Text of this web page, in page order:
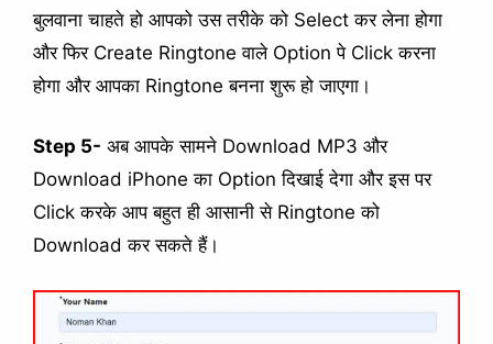
बुलवाना चाहते हो आपको उस तरीके को Select कर लेना होगा
और फिर Create Ringtone वाले Option पे Click करना
होगा और आपका Ringtone बनना शुरू हो जाएगा।
Step 5- अब आपके सामने Download MP3 और
Download iPhone का Option दिखाई देगा और इस पर
Click करके आप बहुत ही आसानी से Ringtone को
Download कर सकते हैं।